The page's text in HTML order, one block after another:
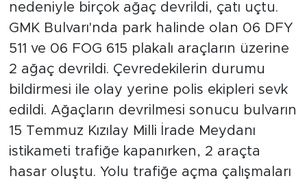
nedeniyle birçok ağaç devrildi, çatı uçtu.
GMK Bulvarı'nda park halinde olan 06 DFY
511 ve 06 FOG 615 plakalı araçların üzerine
2 ağaç devrildi. Çevredekilerin durumu
bildirmesi ile olay yerine polis ekipleri sevk
edildi. Ağaçların devrilmesi sonucu bulvarın
15 Temmuz Kızılay Milli İrade Meydanı
istikameti trafiğe kapanırken, 2 araçta
hasar oluştu. Yolu trafiğe açma çalışmaları